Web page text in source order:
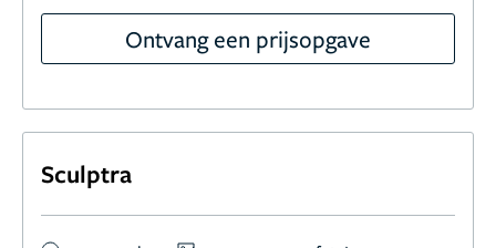
Ontvang een prijsopgave
Sculptra